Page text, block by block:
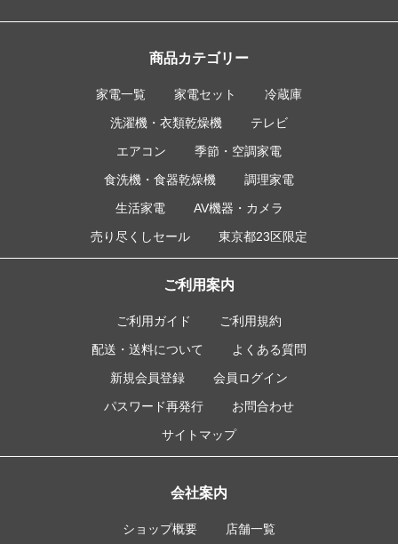
商品カテゴリー
家電一覧 家電セット
冷蔵庫
洗濯機・衣類乾燥機
テレビ
エアコン
季節・空調家電
食洗機・食器乾燥機
調理家電
生活家電
AV機器・カメラ
売り尽くしセール
東京都23区限定
ご利用案内
ご利用ガイド
ご利用規約
配送・送料について
よくある質問
新規会員登録
会員ログイン
パスワード再発行
お問合わせ
サイトマップ
会社案内
ショップ概要 店舗一覧